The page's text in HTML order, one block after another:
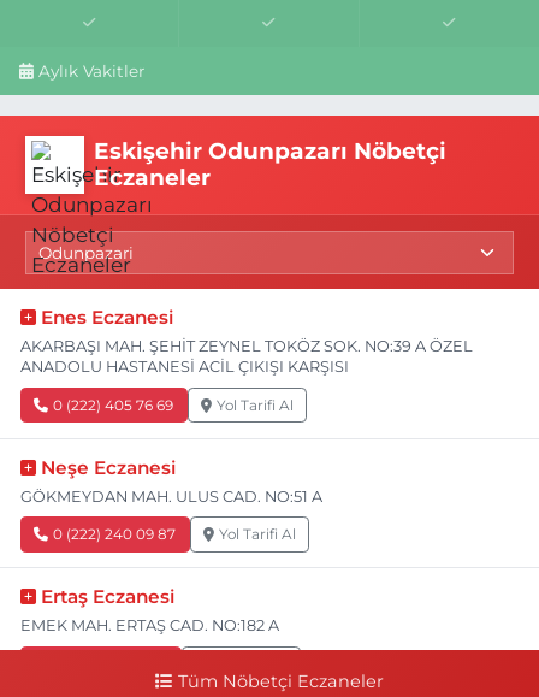
Aylık Vakitler
Eskişehir Odunpazarı Nöbetçi
Eczaneler
Enes Eczanesi
AKARBAŞI MAH. ŞEHİT ZEYNEL TOKÖZ SOK. NO:39 A ÖZEL
ANADOLU HASTANESİ ACİL ÇIKIŞI KARŞISI
0 (222) 405 76 69 Yol Tarifi Al
Neşe Eczanesi
GÖKMEYDAN MAH. ULUS CAD. NO:51 A
0 (222) 240 09 87 Yol Tarifi Al
Ertaş Eczanesi
EMEK MAH. ERTAŞ CAD. NO:182 A
Tüm Nöbetçi Eczaneler